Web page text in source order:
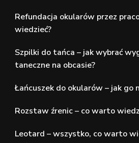
Refundacja okularów przez
wiedzieć?
Szpilki do tańca – jak wybrać
taneczne na obcasie?
Łańcuszek do okularów – jak go
Rozstaw źrenic – co warto
Leotard – wszystko, co warto